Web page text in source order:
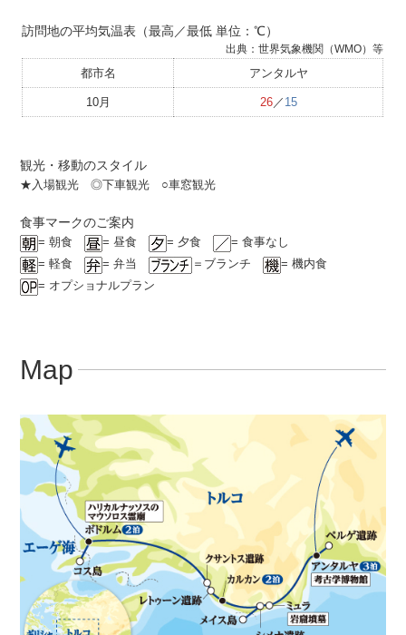
訪問地の平均気温表（最高／最低 単位：℃）
出典：世界気象機関（WMO）等
都市名 アンタルヤ
10月 26／ 15
観光・移動のスタイル
★⼊場観光 ◎下⾞観光 ○⾞窓観光
⾷事マークのご案内
= 朝食 = 昼食 = ⼣食
= ⾷事なし
= 軽⾷
= 弁当 ＝ブランチ
= 機内食
= オプショナルプラン
Map